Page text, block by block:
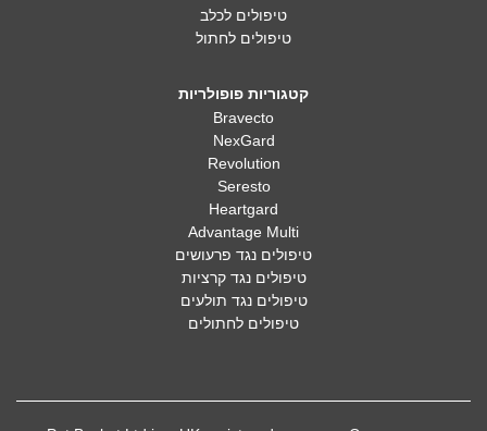
טיפולים לכלב
טיפולים לחתול
קטגוריות פופולריות
Bravecto
NexGard
Revolution
Seresto
Heartgard
Advantage Multi
טיפולים נגד פרעושים
טיפולים נגד קרציות
טיפולים נגד תולעים
טיפולים לחתולים